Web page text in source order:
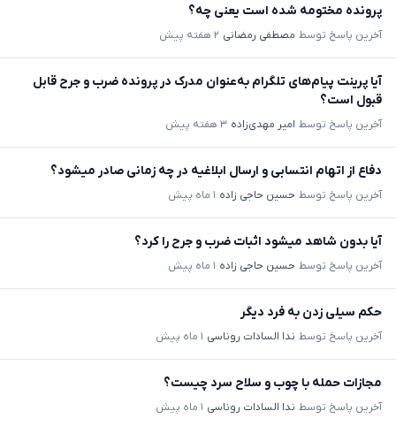
پرونده مختومه شده است یعنی چه؟
آخرین پاسخ توسط مصطفی رمضانی ۲ هفته پیش
آیا پرینت پیام‌های تلگرام به‌عنوان مدرک در پرونده ضرب و جرح قابل
قبول است؟
آخرین پاسخ توسط امیر مهدی‌زاده ۳ هفته پیش
دفاع از اتهام انتسابی و ارسال ابلاغیه در چه زمانی صادر میشود؟
آخرین پاسخ توسط حسین حاجی زاده ۱ ماه پیش
آیا بدون شاهد میشود اثبات ضرب و جرح را کرد؟
آخرین پاسخ توسط حسین حاجی زاده ۱ ماه پیش
حکم سیلی زدن به فرد دیگر
آخرین پاسخ توسط ندا السادات روناسی ۱ ماه پیش
مجازات حمله با چوب و سلاح سرد چیست؟
آخرین پاسخ توسط ندا السادات روناسی ۱ ماه پیش